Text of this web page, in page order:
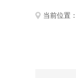
当前位置：